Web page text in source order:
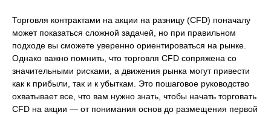
Торговля контрактами на акции на разницу (CFD) поначалу
может показаться сложной задачей, но при правильном
подходе вы сможете уверенно ориентироваться на рынке.
Однако важно помнить, что торговля CFD сопряжена со
значительными рисками, а движения рынка могут привести
как к прибыли, так и к убыткам. Это пошаговое руководство
охватывает все, что вам нужно знать, чтобы начать торговать
CFD на акции — от понимания основ до размещения первой